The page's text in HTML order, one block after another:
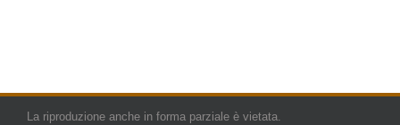
La riproduzione anche in forma parziale è vietata.